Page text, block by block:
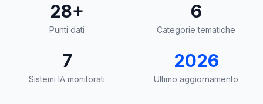
28+
Punti dati
6
Categorie tematiche
7
Sistemi IA monitorati
2026
Ultimo aggiornamento